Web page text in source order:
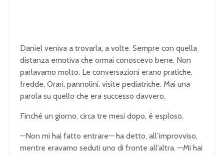
Daniel veniva a trovarla, a volte. Sempre con quella
distanza emotiva che ormai conoscevo bene. Non
parlavamo molto. Le conversazioni erano pratiche,
fredde. Orari, pannolini, visite pediatriche. Mai una
parola su quello che era successo davvero.
Finché un giorno, circa tre mesi dopo, è esploso.
—Non mi hai fatto entrare— ha detto, all’improvviso,
mentre eravamo seduti uno di fronte all’altra. —Mi hai